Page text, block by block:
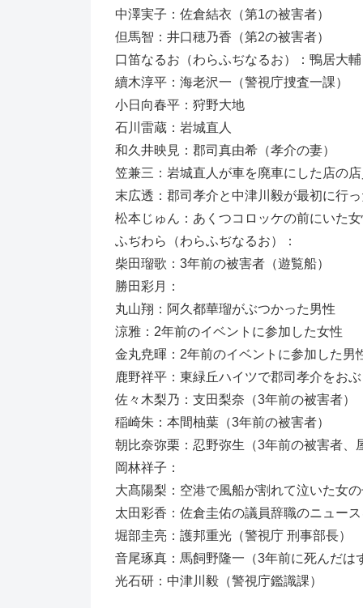
中澤実子：佐倉結衣（第1の被害者）
但馬智：井口穂乃香（第2の被害者）
口笛なるお（わらふぢなるお）：鴨居大輔
續木淳平：海老沢一（警視庁捜査一課）
小日向春平：狩野大地
石川雷蔵：岩城直人
和久井映見：郡司真由希（孝介の妻）
笠兼三：岩城直人が車を廃車にした店の店
末広透：郡司孝介と中津川毅が最初に行
松本じゅん：あくつコロッケの前にいた女
ふぢわら（わらふぢなるお）：
柴田瑠歌：3年前の被害者（遊覧船）
勝田彩月：
丸山翔：阿久都華瑠がぶつかった男性
涼雅：2年前のイベントに参加した女性
金丸尭暉：2年前のイベントに参加した男
鹿野祥平：東緑丘ハイツで郡司孝介をお
佐々木梨乃：支田梨奈（3年前の被害者）
稲崎朱：本間柚葉（3年前の被害者）
朝比奈弥栗：忍野弥生（3年前の被害者、
岡林祥子：
大髙陽梨：空港で風船が割れて泣いた女の
太田彩香：佐倉圭佑の議員辞職のニュー
堀部圭亮：護邦重光（警視庁 刑事部長）
音尾琢真：馬飼野隆一（3年前に死んだは
光石研：中津川毅（警視庁鑑識課）